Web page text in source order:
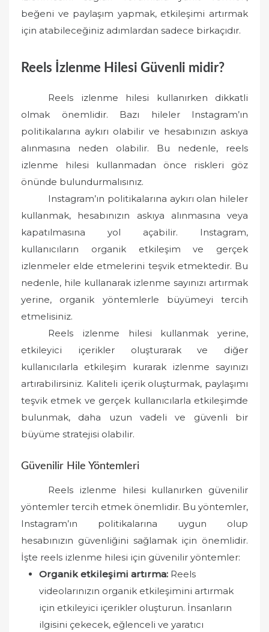
beğeni ve paylaşım yapmak, etkileşimi artırmak
için atabileceğiniz adımlardan sadece birkaçıdır.
Reels İzlenme Hilesi Güvenli midir?
Reels izlenme hilesi kullanırken dikkatli
olmak önemlidir. Bazı hileler Instagram’ın
politikalarına aykırı olabilir ve hesabınızın askıya
alınmasına neden olabilir. Bu nedenle, reels
izlenme hilesi kullanmadan önce riskleri göz
önünde bulundurmalısınız.
Instagram’ın politikalarına aykırı olan hileler
kullanmak, hesabınızın askıya alınmasına veya
kapatılmasına yol açabilir. Instagram,
kullanıcıların organik etkileşim ve gerçek
izlenmeler elde etmelerini teşvik etmektedir. Bu
nedenle, hile kullanarak izlenme sayınızı artırmak
yerine, organik yöntemlerle büyümeyi tercih
etmelisiniz.
Reels izlenme hilesi kullanmak yerine,
etkileyici içerikler oluşturarak ve diğer
kullanıcılarla etkileşim kurarak izlenme sayınızı
artırabilirsiniz. Kaliteli içerik oluşturmak, paylaşımı
teşvik etmek ve gerçek kullanıcılarla etkileşimde
bulunmak, daha uzun vadeli ve güvenli bir
büyüme stratejisi olabilir.
Güvenilir Hile Yöntemleri
Reels izlenme hilesi kullanırken güvenilir
yöntemler tercih etmek önemlidir. Bu yöntemler,
Instagram’ın politikalarına uygun olup
hesabınızın güvenliğini sağlamak için önemlidir.
İşte reels izlenme hilesi için güvenilir yöntemler:
Organik etkileşimi artırma: Reels
videolarınızın organik etkileşimini artırmak
için etkileyici içerikler oluşturun. İnsanların
ilgisini çekecek, eğlenceli ve yaratıcı